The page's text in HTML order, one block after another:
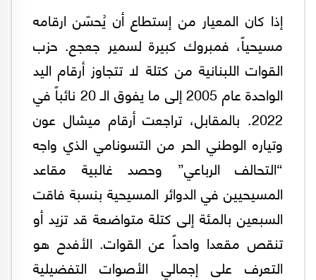
إذا كان المعيار من إستطاع أن يُحسّن ارقامه
مسيحياً، فمبروك كبيرة لسمير جعجع. حزب
القوات اللبنانية من كتلة لا تتجاوز أرقام اليد
الواحدة عام 2005 إلى ما يفوق الـ 20 نائباً في
2022. بالمقابل، تراجعت أرقام ميشال عون
وتياره الوطني الحر من التسونامي الذي واجه
“التحالف الرباعي” وحصد غالبية مقاعد
المسيحيين في الدوائر المسيحية بنسبة فاقت
السبعين بالمئة إلى كتلة متواضعة قد تزيد أو
تنقص مقعدا واحداً عن القوات. الأفدح هو
التعرف على إجمالي الأصوات التفضيلية